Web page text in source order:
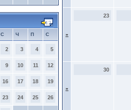
С Ч П С
2 3 4 5
9 10 11 12
16 17 18 19
23 24 25 26
»
23
»
30